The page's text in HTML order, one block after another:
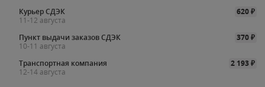
Курьер СДЭК
620₽
11-12 августа
Пункт выдачи заказов СДЭК
370₽
10-11 августа
Транспортная компания
2 193₽
12-14 августа